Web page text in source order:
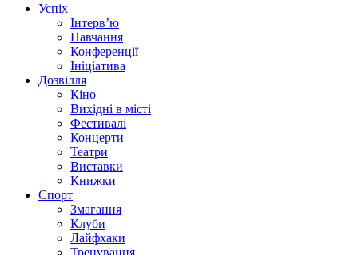
Успіх
Інтерв’ю
Навчання
Конференції
Ініціатива
Дозвілля
Кіно
Вихідні в місті
Фестивалі
Концерти
Театри
Виставки
Книжки
Спорт
Змагання
Клуби
Лайфхаки
Тренування